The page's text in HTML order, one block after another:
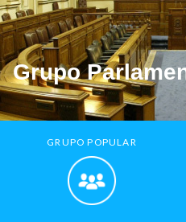
Grupo
GRUPO POPULAR